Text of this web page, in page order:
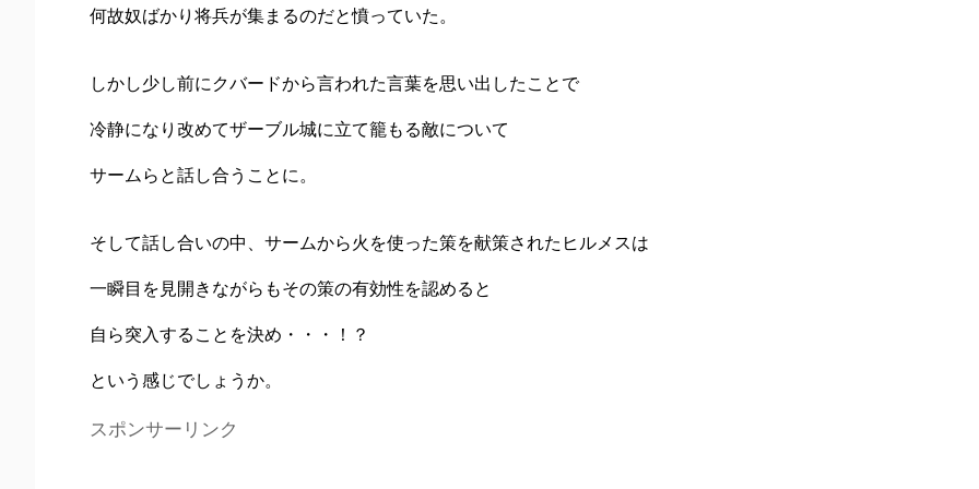
何故奴ばかり将兵が集まるのだと憤っていた。
しかし少し前にクバードから言われた言葉を思い出したことで
冷静になり改めてザーブル城に立て籠もる敵について
サームらと話し合うことに。
そして話し合いの中、サームから火を使った策を献策されたヒルメスは
一瞬目を見開きながらもその策の有効性を認めると
自ら突入することを決め・・・！？
という感じでしょうか。
スポンサーリンク